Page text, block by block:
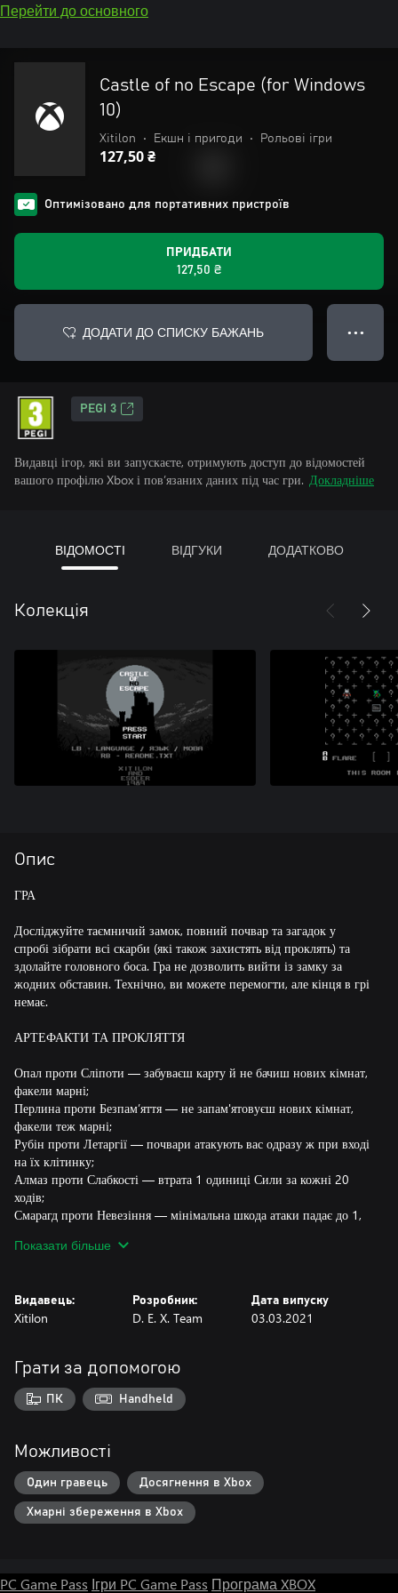
Перейти до основного
Castle of no Escape (for Windows
10)
Xitilon • Екшн і пригоди • Рольові ігри
127,50 ₴
Оптимізовано для портативних пристроїв
ПРИДБАТИ
127,50 ₴
ДОДАТИ ДО СПИСКУ БАЖАНЬ ● ● ●
PEGI 3
Видавці ігор, які ви запускаєте, отримують доступ до відомостей
вашого профілю Xbox і пов’язаних даних під час гри. Докладніше
ВІДОМОСТІ ВІДГУКИ ДОДАТКОВО
Колекція
Опис
ГРА
Досліджуйте таємничий замок, повний почвар та загадок у
спробі зібрати всі скарби (які також захистять від проклять) та
здолайте головного боса. Гра не дозволить вийти із замку за
жодних обставин. Технічно, ви можете перемогти, але кінця в грі
немає.
АРТЕФАКТИ ТА ПРОКЛЯТТЯ
Опал проти Сліпоти — забуваєш карту й не бачиш нових кімнат,
факели марні;
Перлина проти Безпам’яття — не запам'ятовуєш нових кімнат,
факели теж марні;
Рубін проти Летаргії — почвари атакують вас одразу ж при вході
на їх клітинку;
Алмаз проти Слабкості — втрата 1 одиниці Сили за кожні 20
ходів;
Смарагд проти Невезіння — мінімальна шкода атаки падає до 1,
Синя іскра проти Книголипу — книжка прилипає до рук і в
ЗАКЛИНАННЯ
Сітка запобігає атаці ворога й триває від 0 до 3 ходів. 1 одиниця
Інтелекту;
Вогняна куля — зрозуміло що. 2 одиниці Інтелекту;
РОЗУМ миттєво вбиває ворога, якщо його Інтелект менше
витрачає.
Показати більше
Видавець:
Xitilon
Розробник:
D. E. X. Team
Дата випуску
03.03.2021
Грати за допомогою
ПК Handheld
Можливості
Один гравець Досягнення в Xbox
Хмарні збереження в Xbox
PC Game Pass Ігри PC Game Pass Програма XBOX